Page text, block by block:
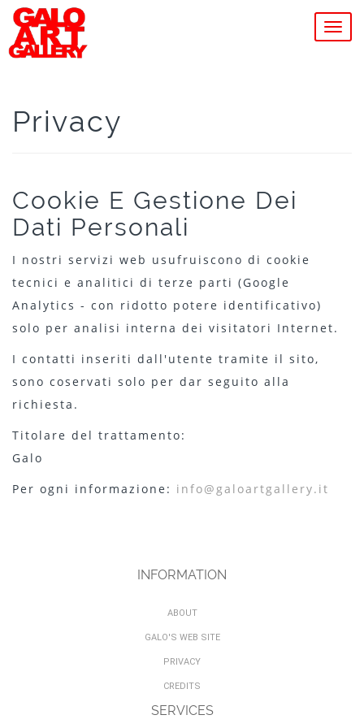
Privacy
Cookie E Gestione Dei
Dati Personali
I nostri servizi web usufruiscono di cookie
tecnici e analitici di terze parti (Google
Analytics - con ridotto potere identificativo)
solo per analisi interna dei visitatori Internet.
I contatti inseriti dall'utente tramite il sito,
sono coservati solo per dar seguito alla
richiesta.
Titolare del trattamento:
Galo
Per ogni informazione: info@galoartgallery.it
INFORMATION
ABOUT
GALO'S WEB SITE
PRIVACY
CREDITS
SERVICES